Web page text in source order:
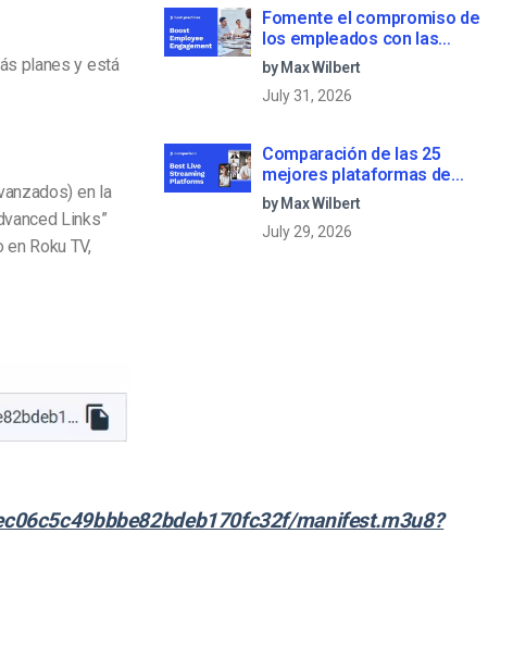
planes y está
en la
Links”
Roku TV,
manifest.m3u8?
Fomente el compromiso de
los empleados con las
comunicaciones corporativas
en directo
by Max Wilbert
July 31, 2026
Comparación de las 25
mejores plataformas de
streaming en directo en 2025
by Max Wilbert
July 29, 2026